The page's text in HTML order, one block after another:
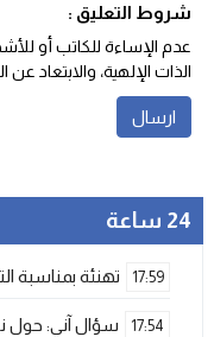
شروط التعليق :
عدم الإساءة للكاتب أو
الذات الإلهية، والابتعاد
24 ساعة
17:59 تهنئة بمناسبة
17:54 سؤال آني: حول